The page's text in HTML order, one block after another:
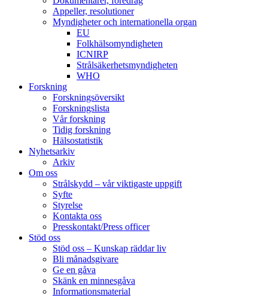
Appeller, resolutioner
Myndigheter och internationella organ
EU
Folkhälsomyndigheten
ICNIRP
Strålsäkerhetsmyndigheten
WHO
Forskning
Forskningsöversikt
Forskningslista
Vår forskning
Tidig forskning
Hälsostatistik
Nyhetsarkiv
Arkiv
Om oss
Strålskydd – vår viktigaste uppgift
Syfte
Styrelse
Kontakta oss
Presskontakt/Press officer
Stöd oss
Stöd oss – Kunskap räddar liv
Bli månadsgivare
Ge en gåva
Skänk en minnesgåva
Informationsmaterial